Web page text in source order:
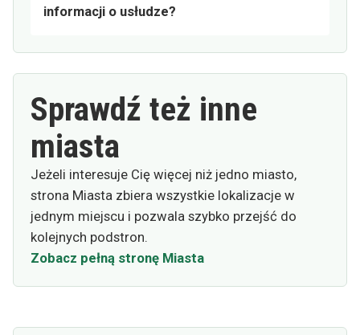
informacji o usłudze?
Sprawdź też inne
miasta
Jeżeli interesuje Cię więcej niż jedno miasto,
strona Miasta zbiera wszystkie lokalizacje w
jednym miejscu i pozwala szybko przejść do
kolejnych podstron.
Zobacz pełną stronę Miasta